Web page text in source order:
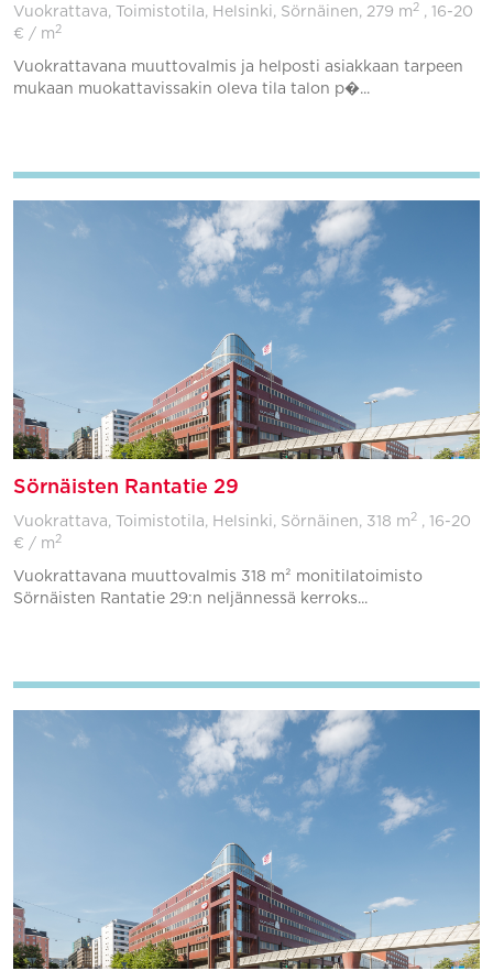
Vuokrattava, Toimistotila, Helsinki, Sörnäinen, 279 m 2 , 16-20
€ / m 2
Vuokrattavana muuttovalmis ja helposti asiakkaan tarpeen
mukaan muokattavissakin oleva tila talon p�...
Sörnäisten Rantatie 29
Vuokrattava, Toimistotila, Helsinki, Sörnäinen, 318 m 2 , 16-20
€ / m 2
Vuokrattavana muuttovalmis 318 m² monitilatoimisto
Sörnäisten Rantatie 29:n neljännessä kerroks...